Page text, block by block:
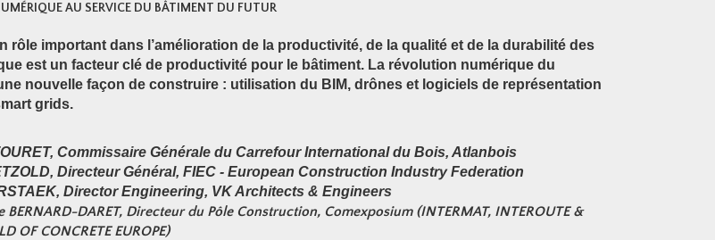
AU SERVICE DU BÂTIMENT DU FUTUR
rôle important dans l’amélioration de la productivité, de la qualité et de la durabilité des
est un facteur clé de productivité pour le bâtiment. La révolution numérique du
nouvelle façon de construire : utilisation du BIM, drônes et logiciels de représentation
grids.
Commissaire Générale du Carrefour International du Bois, Atlanbois
Directeur Général, FIEC - European Construction Industry Federation
Director Engineering, VK Architects & Engineers
BERNARD-DARET, Directeur du Pôle Construction, Comexposium (INTERMAT, INTEROUTE &
OF CONCRETE EUROPE)